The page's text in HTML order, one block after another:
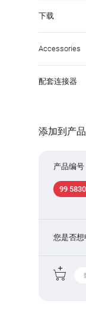
下载
Accessories
配套连接器
添加到产
产品编号
99
您是否想